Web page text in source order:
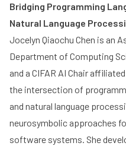
Bridging Programming
Natural Language
Jocelyn Qiaochu Chen is an
Department of Computing
and a CIFAR AI Chair
the intersection of
and natural language
neurosymbolic approaches
software systems. She